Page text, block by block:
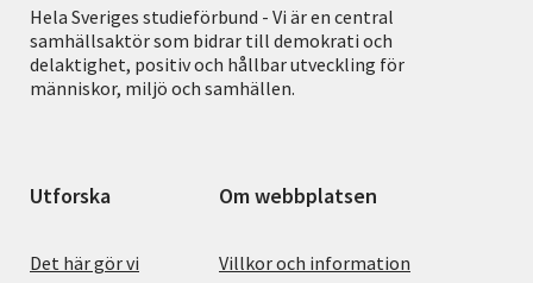
Hela Sveriges studieförbund - Vi är en central
samhällsaktör som bidrar till demokrati och
delaktighet, positiv och hållbar utveckling för
människor, miljö och samhällen.
Utforska
Det här gör vi
Om webbplatsen
Villkor och information